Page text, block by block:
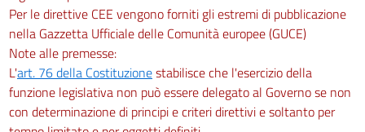
Per le direttive CEE vengono forniti gli estremi di pubblicazione
nella Gazzetta Ufficiale delle Comunità europee (GUCE)
Note alle premesse:
L'art. 76 della Costituzionestabilisce che l'esercizio della
funzione legislativa non può essere delegato al Governo se non
con determinazione di principi e criteri direttivi e soltanto per